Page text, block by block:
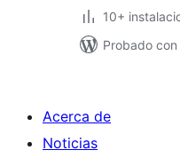
10+
Probado con
Acerca de
Noticias